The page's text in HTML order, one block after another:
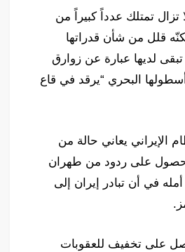
تزال تمتلك عدداً كبيراً من
قلل من شأن قدراتها
تبقى لديها عبارة عن زوارق
البحري “يرقد في قاع
الإيراني يعاني حالة من
على ردود من طهران
في أن تبادر إيران إلى
على تخفيف للعقوبات